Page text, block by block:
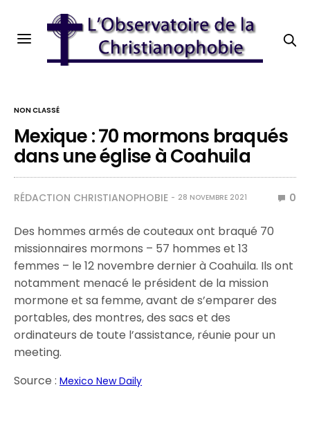
NON CLASSÉ
Mexique : 70 mormons braqués
dans une église à Coahuila
RÉDACTION CHRISTIANOPHOBIE 28 NOVEMBRE 2021 0
Des hommes armés de couteaux ont braqué 70
missionnaires mormons – 57 hommes et 13
femmes – le 12 novembre dernier à Coahuila. Ils ont
notamment menacé le président de la mission
mormone et sa femme, avant de s’emparer des
portables, des montres, des sacs et des
ordinateurs de toute l’assistance, réunie pour un
meeting.
Source :Mexico New Daily